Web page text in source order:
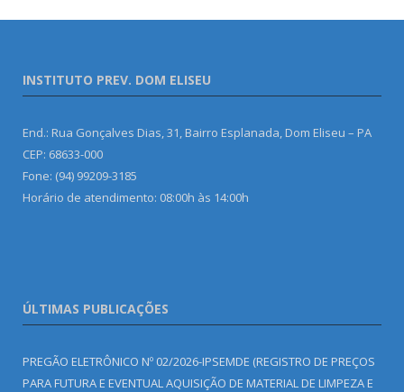
INSTITUTO PREV. DOM ELISEU
End.: Rua Gonçalves Dias, 31, Bairro Esplanada, Dom Eliseu – PA
CEP: 68633-000
Fone: (94) 99209-3185
Horário de atendimento: 08:00h às 14:00h
ÚLTIMAS PUBLICAÇÕES
PREGÃO ELETRÔNICO Nº 02/2026-IPSEMDE (REGISTRO DE PREÇOS
PARA FUTURA E EVENTUAL AQUISIÇÃO DE MATERIAL DE LIMPEZA E